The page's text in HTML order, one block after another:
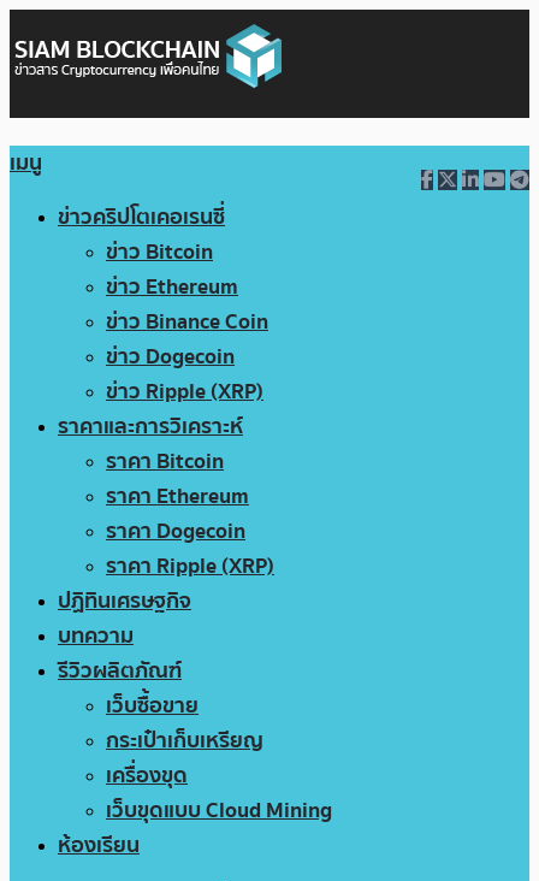
เมนู
ข่าวคริปโตเคอเรนซี่
ข่าว Bitcoin
ข่าว Ethereum
ข่าว Binance Coin
ข่าว Dogecoin
ข่าว Ripple (XRP)
ราคาและการวิเคราะห์
ราคา Bitcoin
ราคา Ethereum
ราคา Dogecoin
ราคา Ripple (XRP)
ปฏิทินเศรษฐกิจ
บทความ
รีวิวผลิตภัณฑ์
เว็บซื้อขาย
กระเป๋าเก็บเหรียญ
เครื่องขุด
เว็บขุดแบบ Cloud Mining
ห้องเรียน